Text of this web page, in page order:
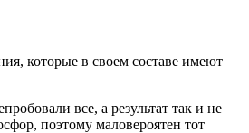
которые в своем составе имеют
все, а результат так и не
поэтому маловероятен тот